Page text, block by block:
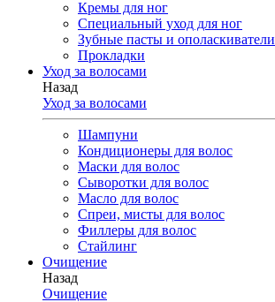
Кремы для ног
Специальный уход для ног
Зубные пасты и ополаскиватели
Прокладки
Уход за волосами
Назад
Уход за волосами
Шампуни
Кондиционеры для волос
Маски для волос
Сыворотки для волос
Масло для волос
Спреи, мисты для волос
Филлеры для волос
Стайлинг
Очищение
Назад
Очищение